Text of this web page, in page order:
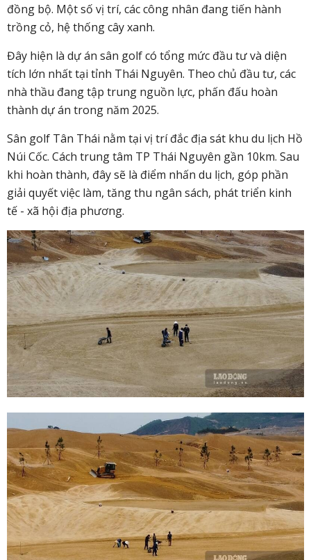
đồng bộ. Một số vị trí, các công nhân đang tiến hành
trồng cỏ, hệ thống cây xanh.
Đây hiện là dự án sân golfcó tổng mức đầu tư và diện
tích lớn nhất tại tỉnh Thái Nguyên. Theo chủ đầu tư, các
nhà thầu đang tập trung nguồn lực, phấn đấu hoàn
thành dự án trong năm 2025.
Sân golf Tân Thái nằm tại vị trí đắc địa sát khu du lịch Hồ
Núi Cốc. Cách trung tâm TP Thái Nguyên gần 10km. Sau
khi hoàn thành, đây sẽ là điểm nhấn du lịch, góp phần
giải quyết việc làm, tăng thu ngân sách, phát triển kinh
tế - xã hội địa phương.